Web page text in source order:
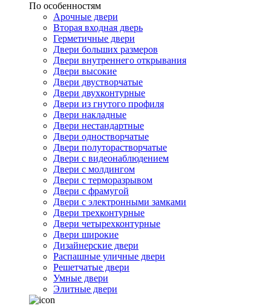
По особенностям
Арочные двери
Вторая входная дверь
Герметичные двери
Двери больших размеров
Двери внутреннего открывания
Двери высокие
Двери двустворчатые
Двери двухконтурные
Двери из гнутого профиля
Двери накладные
Двери нестандартные
Двери одностворчатые
Двери полуторастворчатые
Двери с видеонаблюдением
Двери с молдингом
Двери с терморазрывом
Двери с фрамугой
Двери с электронными замками
Двери трехконтурные
Двери четырехконтурные
Двери широкие
Дизайнерские двери
Распашные уличные двери
Решетчатые двери
Умные двери
Элитные двери